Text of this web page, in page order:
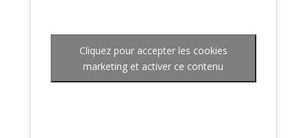
Cliquez pour accepter les cookies
marketing et activer ce contenu